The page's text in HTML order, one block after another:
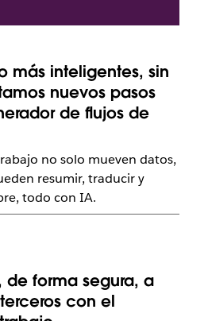
más inteligentes, sin
nuevos pasos
de flujos de
no solo mueven datos,
resumir, traducir y
todo con IA.
forma segura, a
con el